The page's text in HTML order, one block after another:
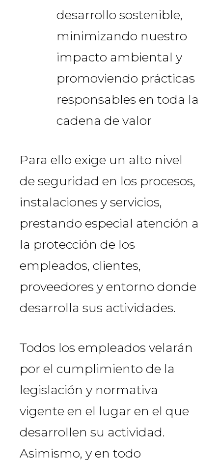
desarrollo sostenible,
minimizando nuestro
impacto ambiental y
promoviendo prácticas
responsables en toda la
cadena de valor
Para ello exige un alto nivel
de seguridad en los procesos,
instalaciones y servicios,
prestando especial atención a
la protección de los
empleados, clientes,
proveedores y entorno donde
desarrolla sus actividades.
Todos los empleados velarán
por el cumplimiento de la
legislación y normativa
vigente en el lugar en el que
desarrollen su actividad.
Asimismo, y en todo